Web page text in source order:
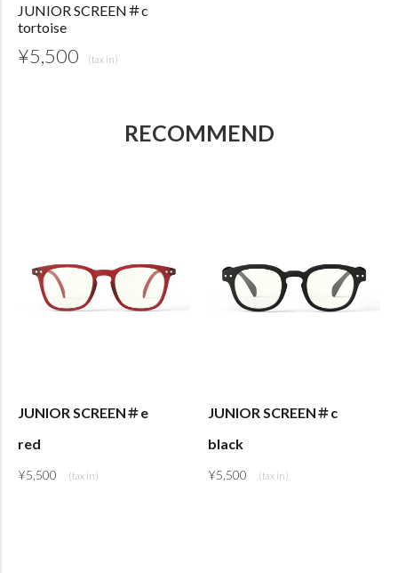
JUNIOR SCREEN＃c
tortoise
¥5,500
RECOMMEND
JUNIOR SCREEN＃e
red
¥5,500
JUNIOR SCREEN＃c
black
¥5,500